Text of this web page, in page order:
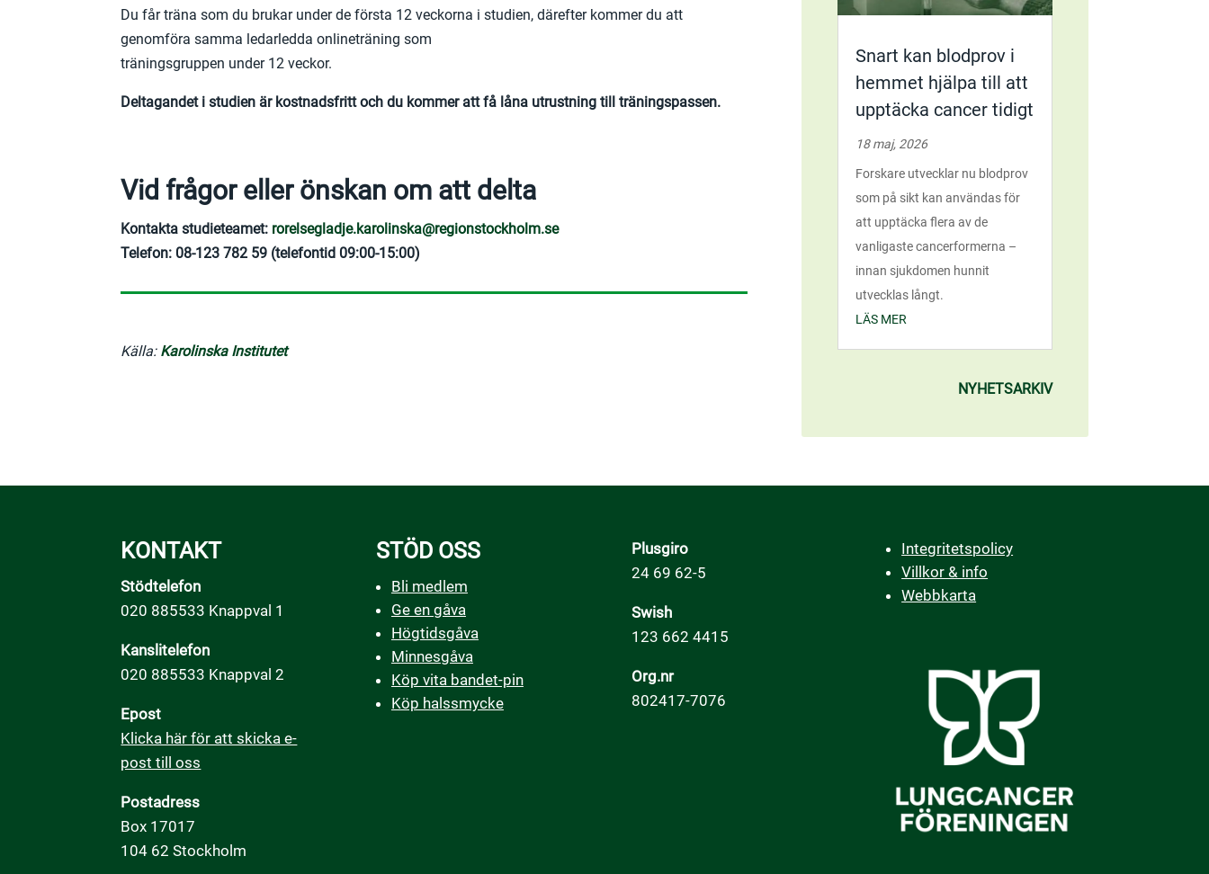
Du får träna som du brukar under de första 12 veckorna i studien, därefter kommer du att
genomföra samma ledarledda onlineträning som
träningsgruppen under 12 veckor.
Deltagandet i studien är kostnadsfritt och du kommer att få låna utrustning till träningspassen.
Vid frågor eller önskan om att delta
Kontakta studieteamet: rorelsegladje.karolinska@regionstockholm.se
Telefon: 08-123 782 59 (telefontid 09:00-15:00)
Källa: Karolinska Institutet
Snart kan blodprov i
hemmet hjälpa till att
upptäcka cancer tidigt
18 maj, 2026
Forskare utvecklar nu blodprov
som på sikt kan användas för
att upptäcka flera av de
vanligaste cancerformerna –
innan sjukdomen hunnit
utvecklas långt.
LÄS MER
NYHETSARKIV
KONTAKT
Stödtelefon
020 885533 Knappval 1
Kanslitelefon
020 885533 Knappval 2
Epost
Klicka här för att skicka e-
post till oss
Postadress
Box 17017
104 62 Stockholm
STÖD OSS
Bli medlem
Ge en gåva
Högtidsgåva
Minnesgåva
Köp vita bandet-pin
Köp halssmycke
Plusgiro
24 69 62-5
Swish
123 662 4415
Org.nr
802417-7076
Integritetspolicy
Villkor & info
Webbkarta